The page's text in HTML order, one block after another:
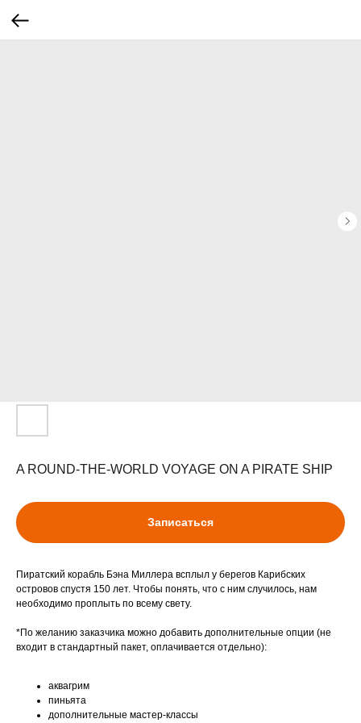
A ROUND-THE-WORLD VOYAGE ON A PIRATE SHIP
Записаться
Пиратский корабль Бэна Миллера всплыл у берегов Карибских
островов спустя 150 лет. Чтобы понять, что с ним случилось, нам
необходимо проплыть по всему свету.
*По желанию заказчика можно добавить дополнительные опции (не
входит в стандартный пакет, оплачивается отдельно):
аквагрим
пиньята
дополнительные мастер-классы